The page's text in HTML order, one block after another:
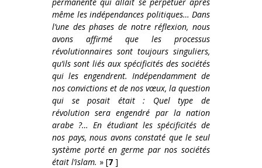
même les indépendances politiques… Dans
l’une des phases de notre réflexion, nous
avons affirmé que les processus
révolutionnaires sont toujours singuliers,
qu’ils sont liés aux spécificités des sociétés
qui les engendrent. Indépendamment de
nos convictions et de nos vœux, la question
qui se posait était : Quel type de
révolution sera engendré par la nation
arabe ?… En étudiant les spécificités de
nos pays, nous avons constaté que le seul
système porté en germe par nos sociétés
était l’islam. » [7 ]